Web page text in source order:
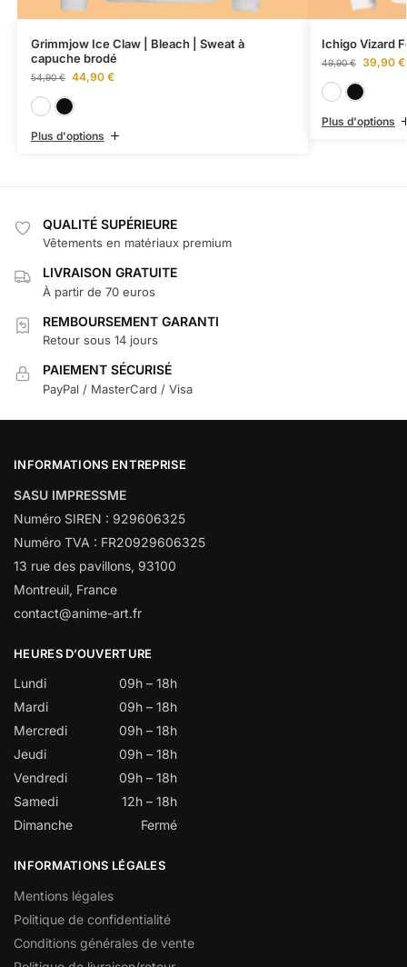
Grimmjow Ice Claw | Bleach | Sweat à
capuche brodé
54,90€ 44,90 €
Plus d'options
Ichigo Vizard
49,90€ 39,90 €
Plus d'options
QUALITÉ SUPÉRIEURE
Vêtements en matériaux premium
LIVRAISON GRATUITE
À partir de 70 euros
REMBOURSEMENT GARANTI
Retour sous 14 jours
PAIEMENT SÉCURISÉ
PayPal / MasterCard / Visa
INFORMATIONS ENTREPRISE
SASU IMPRESSME
Numéro SIREN : 929606325
Numéro TVA : FR20929606325
13 rue des pavillons, 93100
Montreuil, France
contact@anime-art.fr
HEURES D’OUVERTURE
Lundi
09h – 18h
Mardi
09h – 18h
Mercredi
09h – 18h
Jeudi
09h – 18h
Vendredi
09h – 18h
Samedi
12h – 18h
Dimanche
Fermé
INFORMATIONS LÉGALES
Mentions légales
Politique de confidentialité
Conditions générales de vente